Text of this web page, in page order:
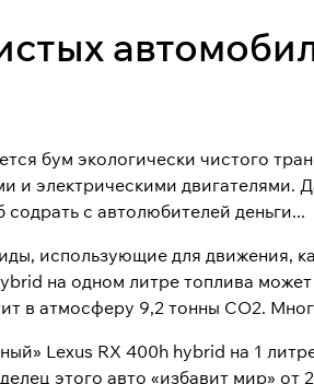
бум экологически чистого
и электрическими двигателями.
с автолюбителей деньги...
использующие для движения,
на одном литре топлива
в атмосферу 9,2 тонны CO2.
Lexus RX 400h hybrid на 1
этого авто «избавит мир»